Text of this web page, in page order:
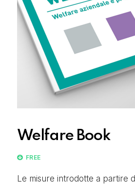
Welfare Book
FREE
Le misure introdotte a partire